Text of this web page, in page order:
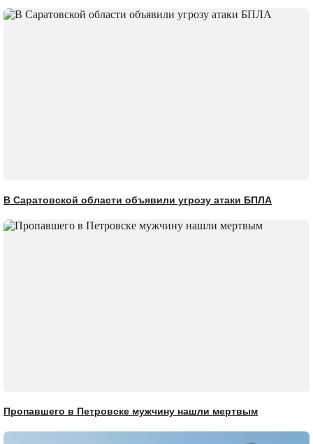
В Саратовской области объявили угрозу атаки БПЛА
Пропавшего в Петровске мужчину нашли мертвым